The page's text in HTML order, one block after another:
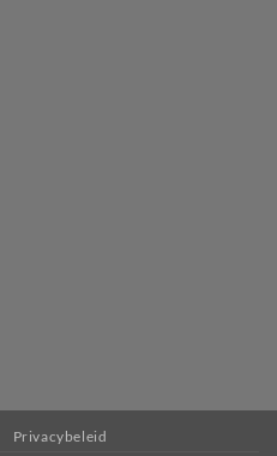
Privacybeleid